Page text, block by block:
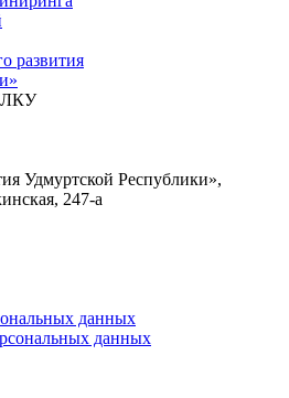
развития
Удмуртской Республики»,
247-а
данных
данных